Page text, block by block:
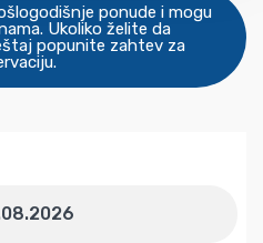
ponude i mogu
Ukoliko želite da
popunite zahtev za